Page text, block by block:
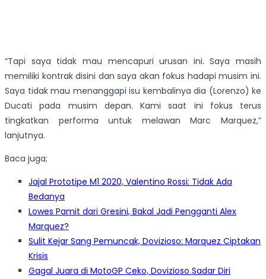
“Tapi saya tidak mau mencapuri urusan ini. Saya masih
memiliki kontrak disini dan saya akan fokus hadapi musim ini.
Saya tidak mau menanggapi isu kembalinya dia (Lorenzo) ke
Ducati pada musim depan. Kami saat ini fokus terus
tingkatkan performa untuk melawan Marc Marquez,”
lanjutnya.
Baca juga;
Jajal Prototipe M1 2020, Valentino Rossi: Tidak Ada
Bedanya
Lowes Pamit dari Gresini, Bakal Jadi Pengganti Alex
Marquez?
Sulit Kejar Sang Pemuncak, Dovizioso: Marquez Ciptakan
Krisis
Gagal Juara di MotoGP Ceko, Dovizioso Sadar Diri